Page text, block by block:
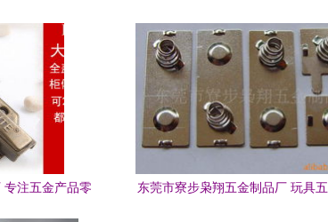
注五金产品零
东莞市寮步枭翔五金制品厂 玩具